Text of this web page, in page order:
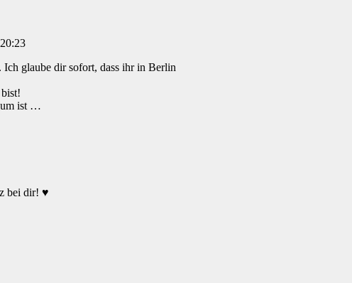
glaube dir sofort, dass ihr in Berlin
ist …
bei dir! ♥